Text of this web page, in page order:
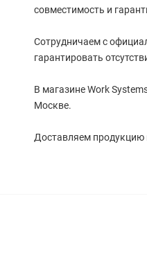
совместимость и
Сотрудничаем с
гарантировать
В магазине Work
Москве.
Доставляем продукцию